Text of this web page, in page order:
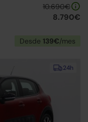
10.690€
8.790€
Desde 139€/mes
24h